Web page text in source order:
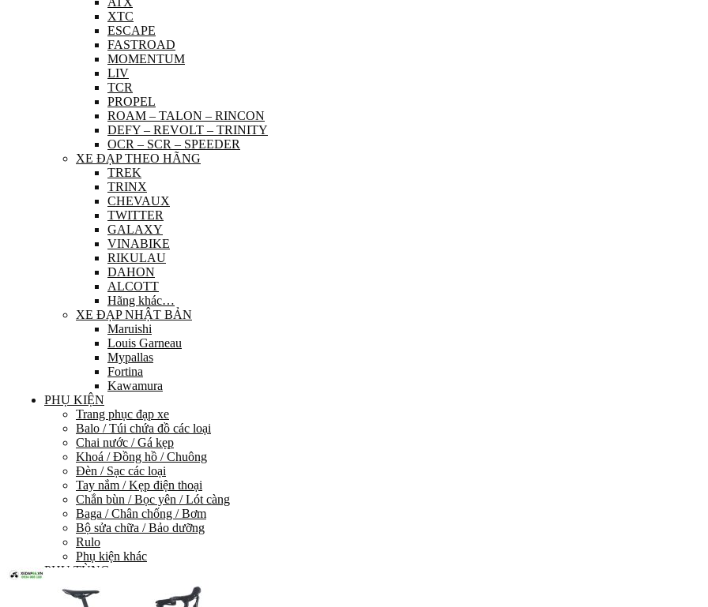
XTC
ESCAPE
FASTROAD
MOMENTUM
LIV
TCR
PROPEL
ROAM – TALON – RINCON
DEFY – REVOLT – TRINITY
OCR – SCR – SPEEDER
XE ĐẠP THEO HÃNG
TREK
TRINX
CHEVAUX
TWITTER
GALAXY
VINABIKE
RIKULAU
DAHON
ALCOTT
Hãng khác…
XE ĐẠP NHẬT BẢN
Maruishi
Louis Garneau
Mypallas
Fortina
Kawamura
PHỤ KIỆN
Trang phục đạp xe
Balo / Túi chứa đồ các loại
Chai nước / Gá kẹp
Khoá / Đồng hồ / Chuông
Đèn / Sạc các loại
Tay nắm / Kẹp điện thoại
Chắn bùn / Bọc yên / Lót càng
Baga / Chân chống / Bơm
Bộ sửa chữa / Bảo dưỡng
Rulo
Phụ kiện khác
PHỤ TÙNG
HỆ THỐNG TRUYỀN LỰC